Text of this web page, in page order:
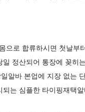
으로 합류하시면 첫날
정산되어 통장에 꽂히
알바 본업에 지장 없는
는 심플한 타이핑재택